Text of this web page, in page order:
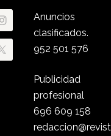
Anuncios
clasificados.
952 501 576
Publicidad
profesional
696 609 158